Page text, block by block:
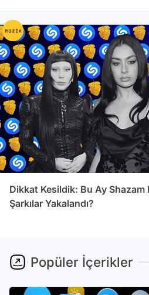
Dikkat Kesildik: Bu Ay Shazam
Şarkılar Yakalandı?
Popüler İçerikler